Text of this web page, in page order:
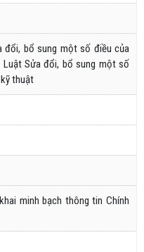
đổi, bổ sung một số điều của
Luật Sửa đổi, bổ sung một số
thuật
minh bạch thông tin Chính